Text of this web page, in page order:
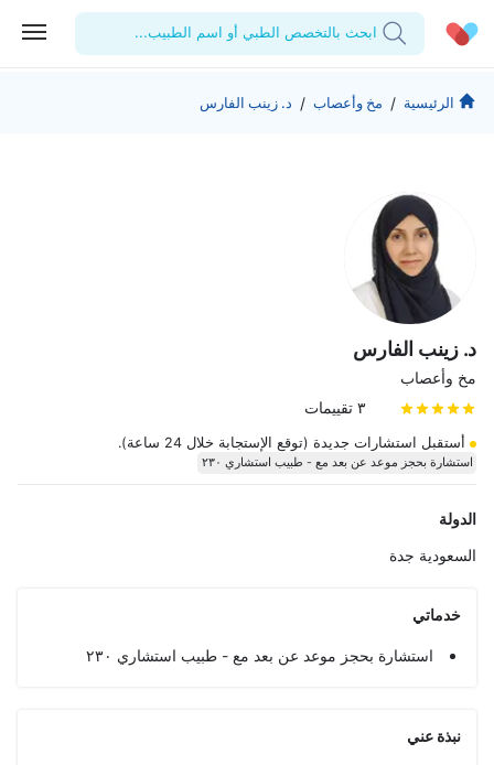
ابحث بالتخصص الطبي أو اسم الطبيب...
الحساب الشخصي
الوصفات الطبية
اختبارات المعمل
المفضلة
تسجيل الخروج
الشركة
للمنشآت
المقالات الطبية
الرئيسية / مخ وأعصاب / د. زينب الفارس
د. زينب الفارس
مخ وأعصاب
٣ تقييمات
أستقبل استشارات جديدة (توقع الإستجابة خلال 24 ساعة).
استشارة بحجز موعد عن بعد مع - طبيب استشاري ٢٣٠
الدولة
السعودية جدة
خدماتي
استشارة بحجز موعد عن بعد مع - طبيب استشاري ٢٣٠
نبذة عني